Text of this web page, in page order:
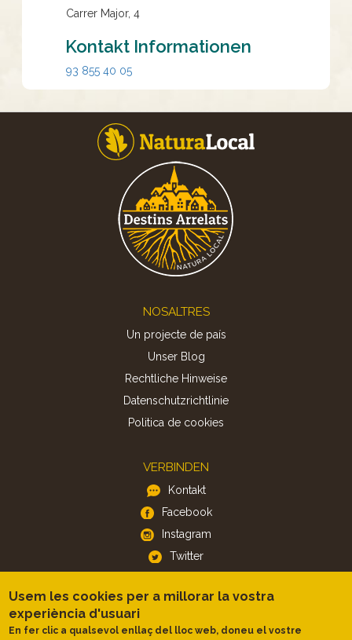
Carrer Major, 4
Kontakt Informationen
93 855 40 05
NOSALTRES
Un projecte de país
Unser Blog
Rechtliche Hinweise
Datenschutzrichtlinie
Politica de cookies
VERBINDEN
Kontakt
Facebook
Instagram
Twitter
APP
iOS
Usem les cookies per a millorar la vostra
experiència d'usuari
En fer clic a qualsevol enllaç del lloc web, doneu el vostre